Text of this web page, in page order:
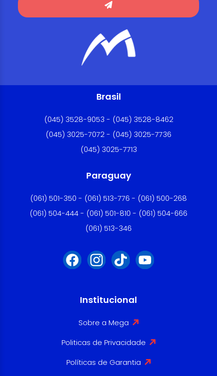
Brasil
(045) 3528-9053 - (045) 3528-8462
(045) 3025-7072 - (045) 3025-7736
(045) 3025-7713
Paraguay
(061) 501-350 - (061) 513-776 - (061) 500-268
(061) 504-444 - (061) 501-810 - (061) 504-666
(061) 513-346
Institucional
Sobre a Mega
Politicas de Privacidade
Políticas de Garantia